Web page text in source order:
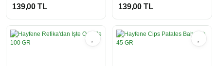
139,00 TL 139,00 TL